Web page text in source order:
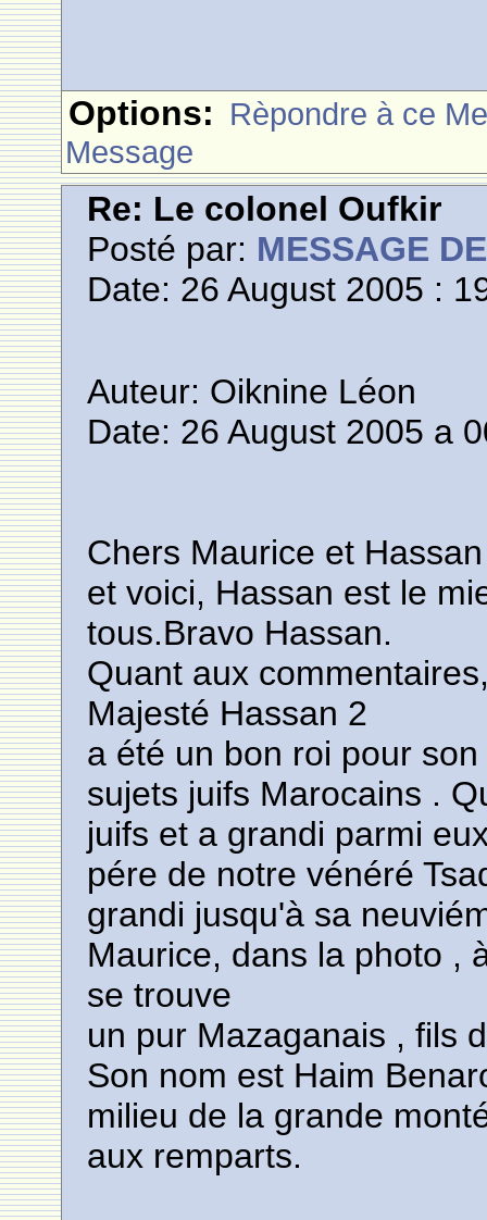
Options: Rèpondre à ce
Message
Re: Le colonel Oufkir
Posté par: MESSAGE
Date: 26 August 2005 :
Auteur: Oiknine Léon
Date: 26 August 2005 a
Chers Maurice et
et voici, Hassan est le
tous.Bravo Hassan.
Quant aux
Majesté Hassan 2
a été un bon roi pour
sujets juifs Marocains .
juifs et a grandi parmi
pére de notre vénéré
grandi jusqu'à sa
Maurice, dans la photo ,
se trouve
un pur Mazaganais , fils
Son nom est Haim
milieu de la grande
aux remparts.